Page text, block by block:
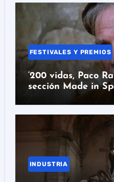
FESTIVALES Y PREMIOS
‘200 vidas, Paco
sección Made in
INDUSTRIA